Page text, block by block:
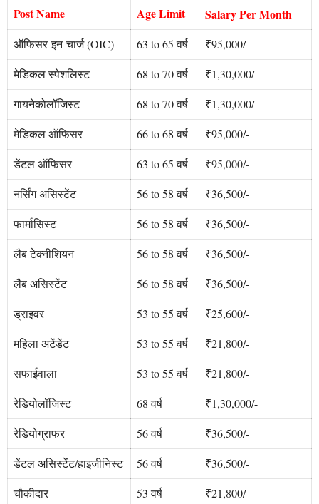
Post Name Age Limit Salary Per Month
ऑफिसर-इन-चार्ज (OIC) 63 to 65 वर्ष
₹95,000/-
मेडिकल स्पेशलिस्ट
68 to 70 वर्ष
₹1,30,000/-
गायनेकोलॉजिस्ट
68 to 70 वर्ष
₹1,30,000/-
मेडिकल ऑफिसर
66 to 68 वर्ष
₹95,000/-
डेंटल ऑफिसर
63 to 65 वर्ष ₹95,000/-
नर्सिंग असिस्टेंट
56 to 58 वर्ष
₹36,500/-
फार्मासिस्ट
56 to 58 वर्ष
₹36,500/-
लैब टेक्नीशियन
56 to 58 वर्ष
₹36,500/-
लैब असिस्टेंट
56 to 58 वर्ष
₹36,500/-
ड्राइवर
53 to 55 वर्ष
₹25,600/-
महिला अटेंडेंट
53 to 55 वर्ष
₹21,800/-
सफाईवाला
53 to 55 वर्ष
₹21,800/-
रेडियोलॉजिस्ट
68 वर्ष
₹1,30,000/-
रेडियोग्राफर
56 वर्ष
₹36,500/-
डेंटल असिस्टेंट/हाइजीनिस्ट
56 वर्ष
₹36,500/-
चौकीदार
53 वर्ष ₹21,800/-